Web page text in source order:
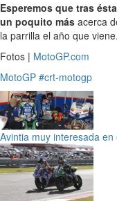
Esperemos que tras
un poquito más acerca
la parrilla el año que viene.
Fotos | MotoGP.com
MotoGP #crt-motogp
Avintia muy interesada